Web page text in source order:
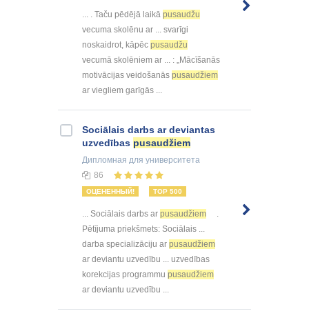
... . Taču pēdējā laikā pusaudžu
vecuma skolēnu ar ... svarīgi
noskaidrot, kāpēc pusaudžu
vecumā skolēniem ar ... : „Mācīšanās
motivācijas veidošanās pusaudžiem
ar viegliem garīgās ...
Sociālais darbs ar deviantas
uzvedības pusaudžiem
Дипломная для университета
86
ОЦЕНЕННЫЙ! TOP 500
... Sociālais darbs ar pusaudžiem
.
Pētījuma priekšmets: Sociālais ...
darba specializāciju ar pusaudžiem
ar deviantu uzvedību ... uzvedības
korekcijas programmu pusaudžiem
ar deviantu uzvedību ...